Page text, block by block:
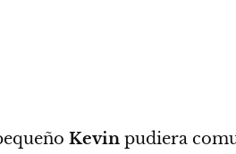
Kevin pudiera